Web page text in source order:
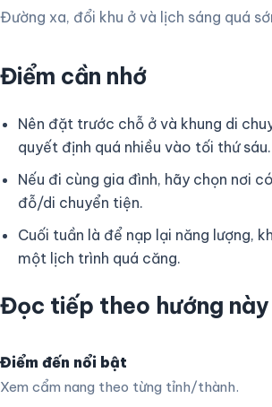
Đường xa, đổi khu ở và lịch sáng quá
Điểm cần nhớ
Nên đặt trước chỗ ở và khung di
quyết định quá nhiều vào tối thứ sáu.
Nếu đi cùng gia đình, hãy chọn nơi
đỗ/di chuyển tiện.
Cuối tuần là để nạp lại năng lượng,
một lịch trình quá căng.
Đọc tiếp theo hướng này
Điểm đến nổi bật
Xem cẩm nang theo từng tỉnh/thành.